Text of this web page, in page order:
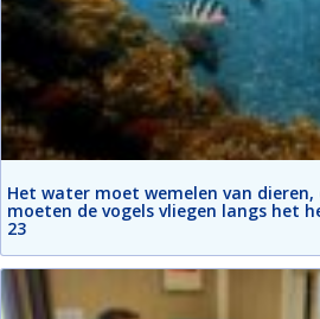
Het water moet wemelen van
moeten de vogels vliegen langs het
23